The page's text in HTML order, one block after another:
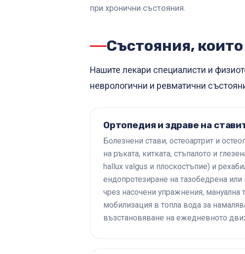
при хронични състояния.
Състояния,
Нашите лекари специалисти и
неврологични и ревматични
Ортопедия и здраве на
Болезнени стави, остеоартрит и
на ръката, китката, стъпалото и
hallux valgus и плоскостъпие) и
ендопротезиране на тазобедрена или
чрез насочени упражнения, мануална
мобилизация в топла вода за
възстановяване на ежедневното